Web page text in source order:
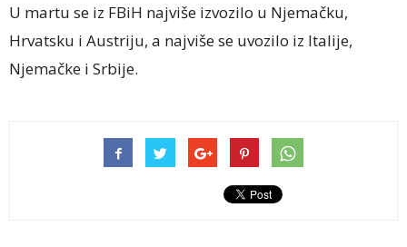
U martu se iz FBiH najviše izvozilo u Njemačku,
Hrvatsku i Austriju, a najviše se uvozilo iz Italije,
Njemačke i Srbije.